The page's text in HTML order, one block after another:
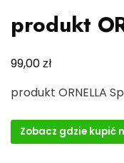
produkt
99,00zł
produkt ORNELLA
Zobacz gdzie kupić